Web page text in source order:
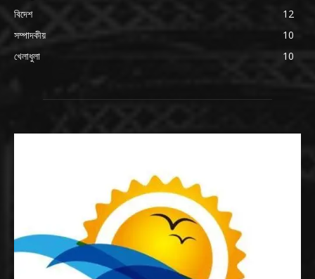
বিদেশ
12
সম্পাদকীয়
10
খেলাধুলা
10